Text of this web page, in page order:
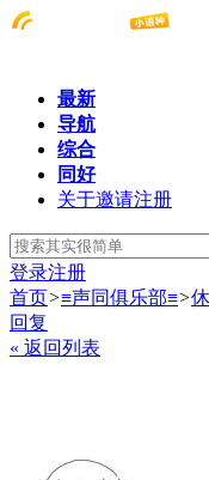
最新
导航
综合
同好
关于邀请注册
登录注册
首页>≡声同俱乐部≡>
回复
« 返回列表